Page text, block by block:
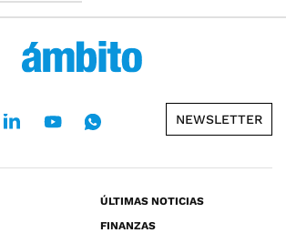
NEWSLETTER
ÚLTIMAS NOTICIAS
FINANZAS